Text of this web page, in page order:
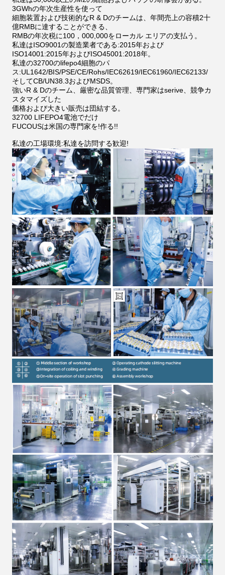
3GWhの年次生産性を使って
細胞装置および技術的なR & Dのチームは、年間売上の容積2十
億RMBに達することができる、
RMBの年次税に100，000,000をローカル エリアの支払う。
私達はISO9001の製造業者である:2015年および
ISO14001:2015年およびISO45001:2018年。
私達の32700のlifepo4細胞のパ
ス:UL1642/BIS/PSE/CE/Rohs/IEC62619/IEC61960/IEC62133/
そしてCB/UN38.3およびMSDS。
強いR & Dのチーム、厳密な品質管理、専門家はserive、競争カ
スタマイズした
価格および大きい販売は団結する。
32700 LIFEPO4電池でだけ
FUCOUSは米国の専門家を!作る!!
私達の工場環境:私達を訪問する歓迎!